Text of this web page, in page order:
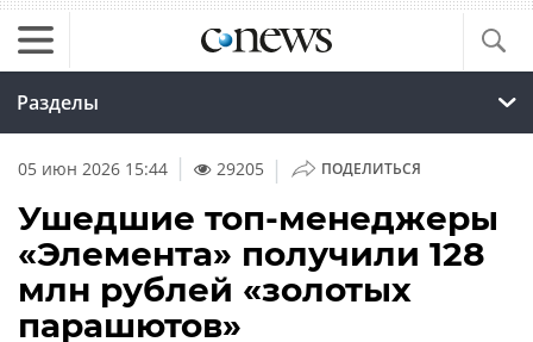
Разделы
05 июн 2026 15:44 29205 | ПОДЕЛИТЬСЯ
Ушедшие топ-менеджеры
«Элемента» получили 128
млн рублей «золотых
парашютов»